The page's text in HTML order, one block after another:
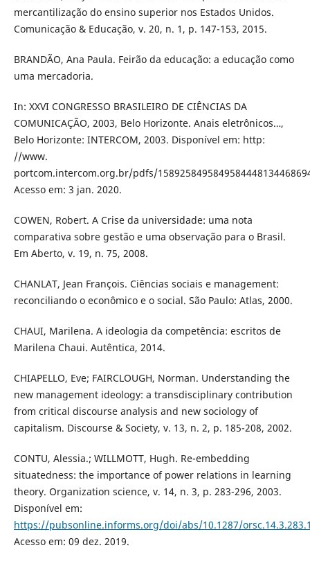
mercantilização do ensino superior nos Estados Unidos.
Comunicação & Educação, v. 20, n. 1, p. 147-153, 2015.
BRANDÃO, Ana Paula. Feirão da educação: a educação como
uma mercadoria.
In: XXVI CONGRESSO BRASILEIRO DE CIÊNCIAS DA
COMUNICAÇÃO, 2003, Belo Horizonte. Anais eletrônicos…,
Belo Horizonte: INTERCOM, 2003. Disponível em: http:
//www.
portcom.intercom.org.br/pdfs/
Acesso em: 3 jan. 2020.
COWEN, Robert. A Crise da universidade: uma nota
comparativa sobre gestão e uma observação para o Brasil.
Em Aberto, v. 19, n. 75, 2008.
CHANLAT, Jean François. Ciências sociais e management:
reconciliando o econômico e o social. São Paulo: Atlas, 2000.
CHAUI, Marilena. A ideologia da competência: escritos de
Marilena Chaui. Autêntica, 2014.
CHIAPELLO, Eve; FAIRCLOUGH, Norman. Understanding the
new management ideology: a transdisciplinary contribution
from critical discourse analysis and new sociology of
capitalism. Discourse & Society, v. 13, n. 2, p. 185-208, 2002.
CONTU, Alessia.; WILLMOTT, Hugh. Re-embedding
situatedness: the importance of power relations in learning
theory. Organization science, v. 14, n. 3, p. 283-296, 2003.
Disponível em:
https://pubsonline.informs.org/doi/abs/10.1287/
Acesso em: 09 dez. 2019.